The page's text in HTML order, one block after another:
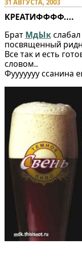
КРЕАТИФФФФ....
Брат МдЫк
посвященный
Все так и есть
словом..
Фууууууу ссанина